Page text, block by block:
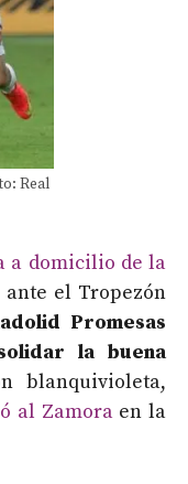
Real
a domicilio de la
ante el Tropezón
Promesas
la buena
blanquivioleta,
al Zamoraen la